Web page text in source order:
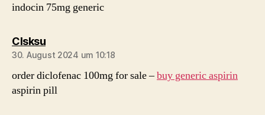
indocin 75mg generic
Clsksusagt:
30. August 2024 um 10:18
order diclofenac 100mg for sale –buy generic aspirin
aspirin pill